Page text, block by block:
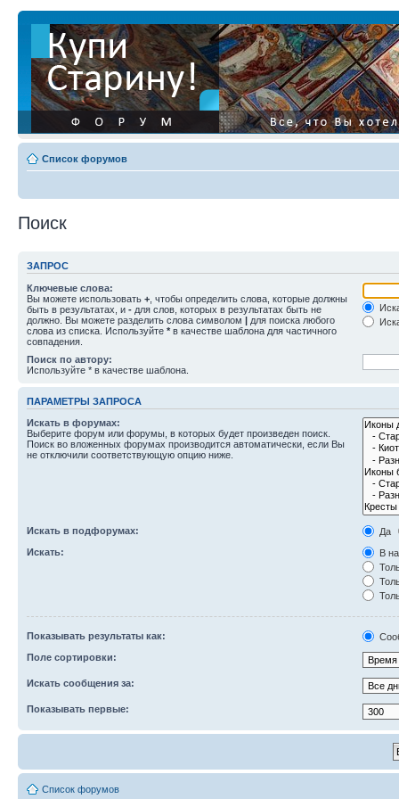
Список форумов
Поиск
ЗАПРОС
Ключевые слова:
Вы можете использовать + , чтобы определить слова, которые должны
быть в результатах, и - для слов, которых в результатах быть не
должно. Вы можете разделить слова символом | для поиска любого
слова из списка. Используйте * в качестве шаблона для частичного
совпадения.
Поиск по автору:
Используйте * в качестве шаблона.
ПАРАМЕТРЫ ЗАПРОСА
Искать в форумах:
Выберите форум или форумы, в которых будет произведен поиск.
Поиск во вложенных форумах производится автоматически, если Вы
не отключили соответствующую опцию ниже.
Искать в подфорумах:
Да
Искать:
В
Показывать результаты как:
Поле сортировки:
Искать сообщения за:
Показывать первые:
Список форумов